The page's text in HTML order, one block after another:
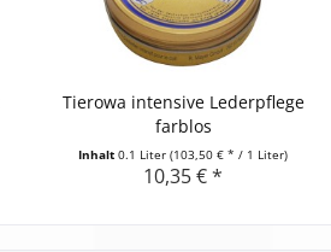
Tierowa intensive Lederpflege
farblos
Inhalt0.1 Liter(103,50 € * / 1 Liter)
10,35 € *